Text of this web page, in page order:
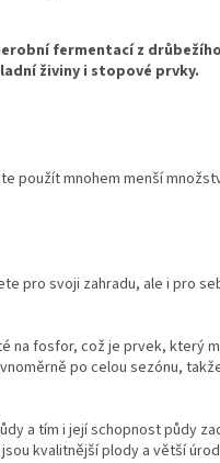
fermentací z
živiny i stopové prvky.
použít mnohem menší
pro svoji zahradu, ale i pro
na fosfor, což je prvek, který
po celou sezónu,
a tím i její schopnost půdy
kvalitnější plody a větší